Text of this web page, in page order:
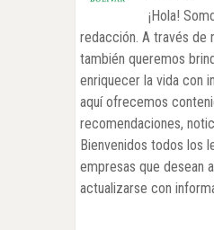
¡Hola!
redacción. A través de
también queremos
enriquecer la vida con
aquí ofrecemos
recomendaciones,
Bienvenidos todos los
empresas que desean
actualizarse con